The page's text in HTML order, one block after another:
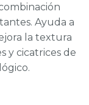
Ayuda a
la textura
y cicatrices de